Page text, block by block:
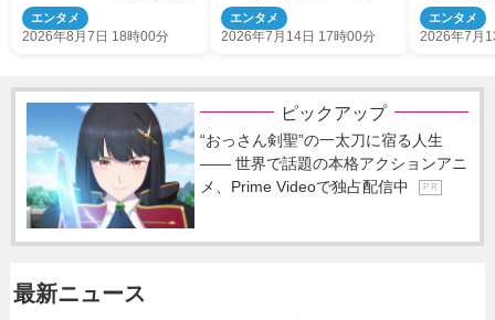
エンタメ
2026年8月7日 18時00分
ト到着
エンタメ
2026年7月14日 17時00分
バーやス
も
エンタメ
2026年7月
ピックアップ
“おっさん剣聖”の一太刀に宿る人生
―― 世界で話題の本格アクションアニ
メ、Prime Videoで独占配信中
P R
最新ニュース